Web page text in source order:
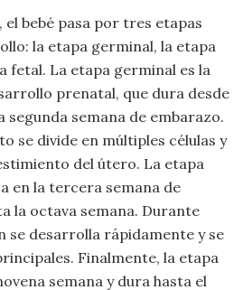
bebé pasa por tres etapas
la etapa germinal, la etapa
fetal. La etapa germinal es la
prenatal, que dura desde
segunda semana de embarazo.
se divide en múltiples células y
del útero. La etapa
en la tercera semana de
la octava semana. Durante
se desarrolla rápidamente y se
Finalmente, la etapa
semana y dura hasta el